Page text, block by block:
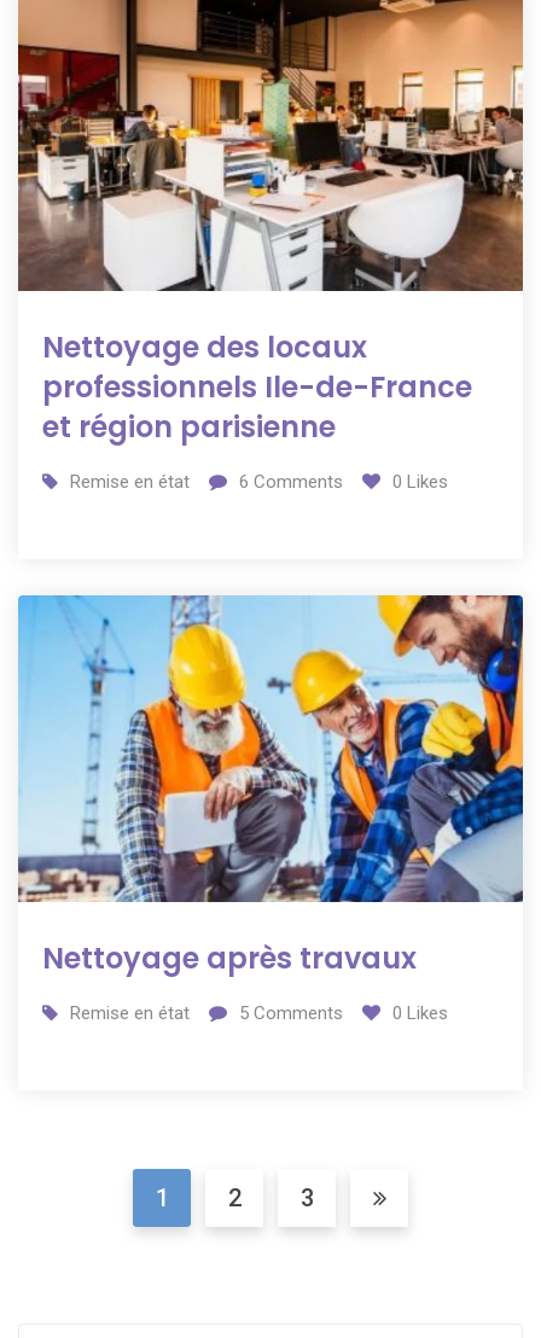
Nettoyage des locaux
professionnels Ile-de-France
et région parisienne
Remise en état 6 Comments 0 Likes
Nettoyage après travaux
Remise en état 5 Comments 0 Likes
1 2 3